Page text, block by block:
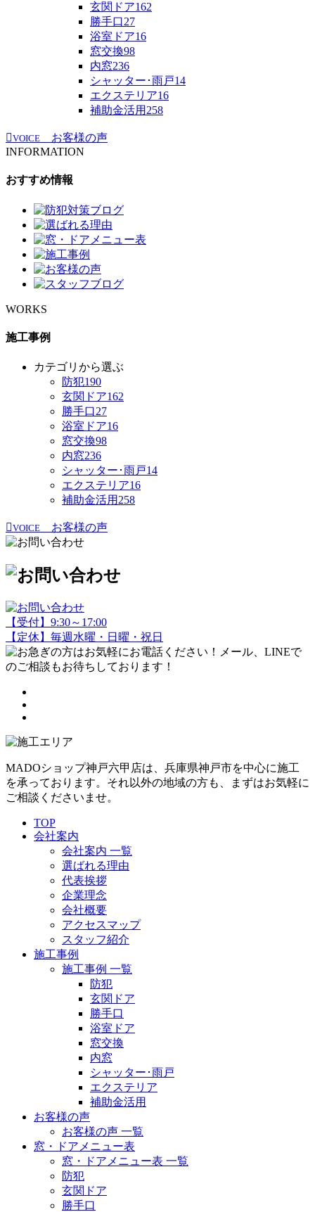
玄関ドア162
勝手口27
浴室ドア16
窓交換98
内窓236
シャッター･雨戸14
エクステリア16
補助金活用 258
VOICE
お客様の声
INFORMATION
おすすめ情報
WORKS
施工事例
カテゴリから選ぶ
防犯190
玄関ドア162
勝手口27
浴室ドア16
窓交換98
内窓236
シャッター･雨戸14
エクステリア16
補助金活用 258
VOICE お客様の声
【受付】9:30～17:00
【定休】毎週水曜・日曜・祝日
MADOショップ神戸六甲店は、兵庫県神戸市を中心に施工
を承っております。それ以外の地域の方も、まずはお気軽に
ご相談くださいませ。
TOP
会社案内
会社案内 一覧
選ばれる理由
代表挨拶
企業理念
会社概要
アクセスマップ
スタッフ紹介
施工事例
施工事例 一覧
防犯
玄関ドア
勝手口
浴室ドア
窓交換
内窓
シャッター･雨戸
エクステリア
補助金活用
お客様の声
お客様の声 一覧
窓・ドアメニュー表
窓・ドアメニュー表 一覧
防犯
玄関ドア
勝手口